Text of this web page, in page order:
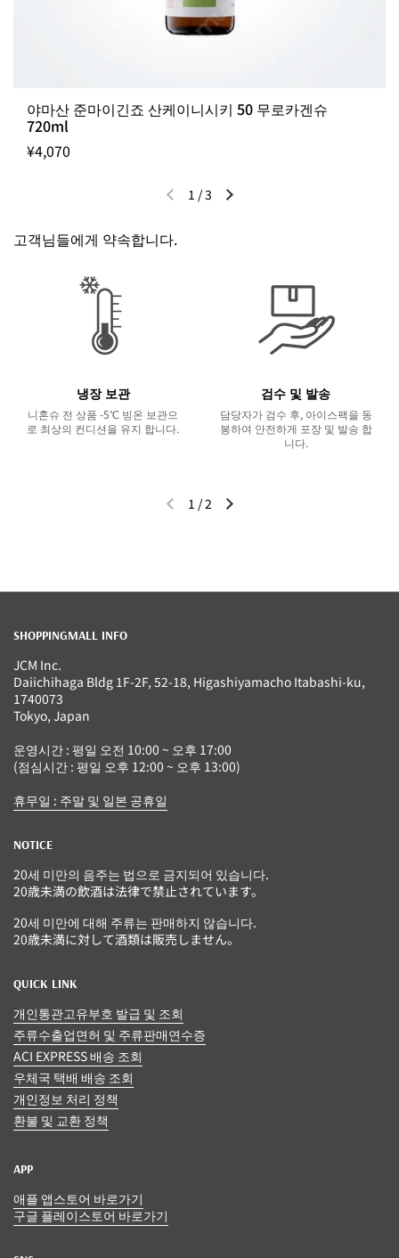
야마산 준마이긴죠 산케이니시키 50 무로카겐슈
720ml
¥4,070
이전 슬라이드다음 슬라이드
1 /3
고객님들에게 약속합니다.
냉장 보관
니혼슈 전 상품 -5℃ 빙온 보관으
로 최상의 컨디션을 유지 합니다.
검수 및 발송
담당자가 검수 후, 아이스팩을 동
봉하여 안전하게 포장 및 발송 합
니다.
이전 슬라이드다음 슬라이드
1 /2
SHOPPINGMALL INFO
JCM Inc.
Daiichihaga Bldg 1F-2F, 52-18, Higashiyamacho Itabashi-ku,
1740073
Tokyo, Japan
운영시간 : 평일 오전 10:00 ~ 오후 17:00
(점심시간 : 평일 오후 12:00 ~ 오후 13:00)
휴무일 : 주말 및 일본 공휴일
NOTICE
20세 미만의 음주는 법으로 금지되어 있습니다.
20歳未満の飲酒は法律で禁止されています。
20세 미만에 대해 주류는 판매하지 않습니다.
20歳未満に対して酒類は販売しません。
QUICK LINK
개인통관고유부호 발급 및 조회
주류수출업면허 및 주류판매연수증
ACI EXPRESS 배송 조회
우체국 택배 배송 조회
개인정보 처리 정책
환불 및 교환 정책
APP
애플 앱스토어 바로가기
구글 플레이스토어 바로가기